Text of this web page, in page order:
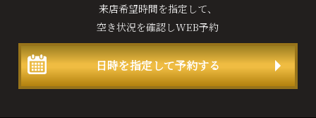
来店希望時間を指定して、
空き状況を確認しWEB予約
日時を指定して予約する